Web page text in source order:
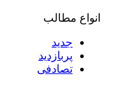
انواع مطالب
جدید
پربازدید
تصادفی